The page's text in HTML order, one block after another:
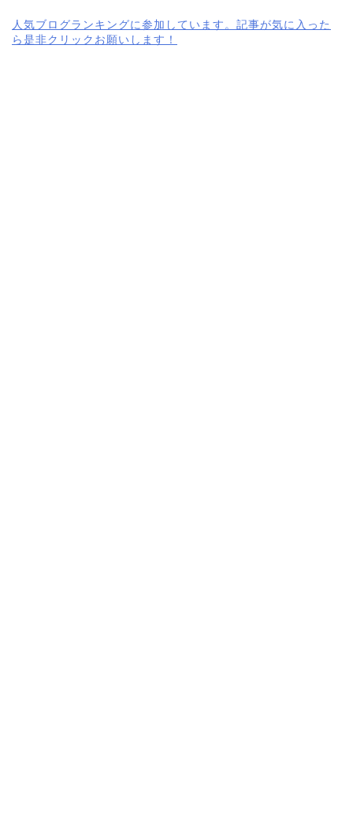
人気ブログランキングに参加しています。記事が気に入った
ら是非クリックお願いします！